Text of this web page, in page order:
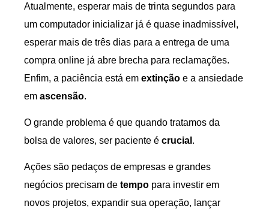
Atualmente, esperar mais de trinta segundos para
um computador inicializar já é quase inadmissível,
esperar mais de três dias para a entrega de uma
compra online já abre brecha para reclamações.
Enfim, a paciência está em extinção e a ansiedade
em ascensão.
O grande problema é que quando tratamos da
bolsa de valores, ser paciente é crucial .
Ações são pedaços de empresas e grandes
negócios precisam de tempo para investir em
novos projetos, expandir sua operação, lançar